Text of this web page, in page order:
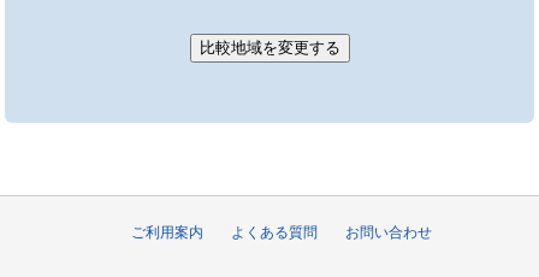
ご利用案内 よくある質問 お問い合わせ